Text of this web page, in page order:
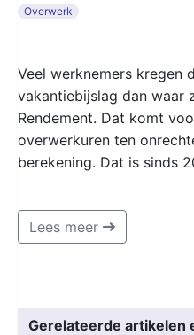
Overwerk
Veel werknemers kregen
vakantiebijslag dan waar
Rendement. Dat komt
overwerkuren ten
berekening. Dat is sinds
Lees meer
Gerelateerde artikelen